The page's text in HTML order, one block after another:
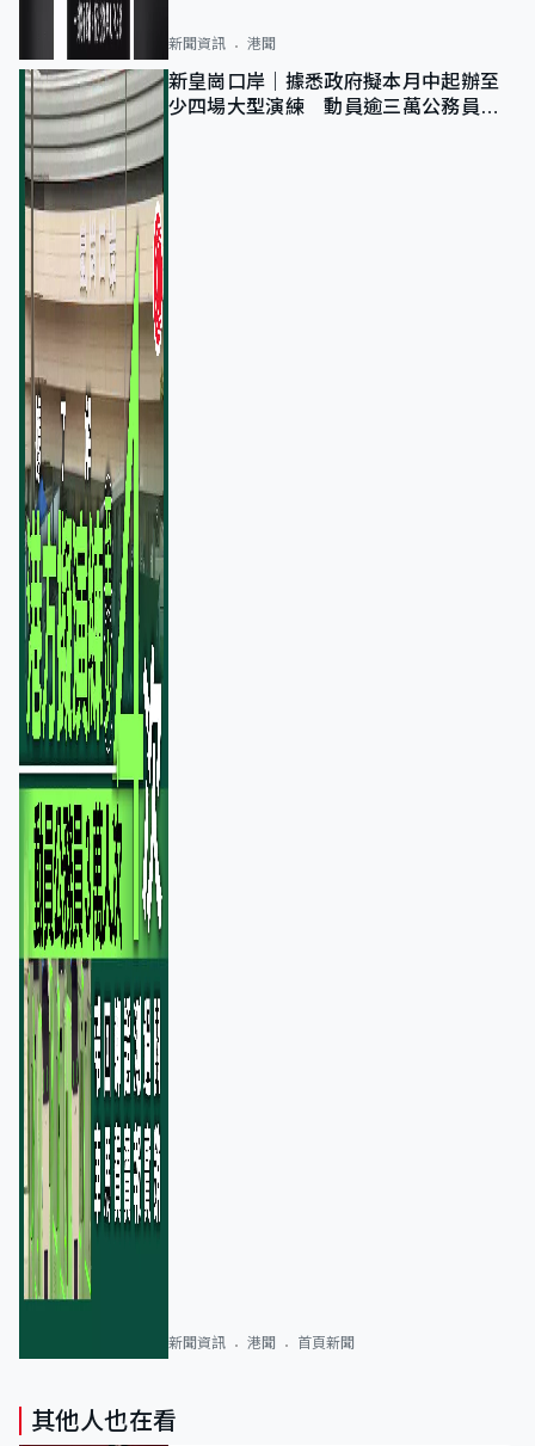
新聞資訊 港聞
新皇崗口岸｜據悉政府擬本月中起辦至
少四場大型演練 動員逾三萬公務員人
新聞資訊 港聞 首頁新聞
其他人也在看